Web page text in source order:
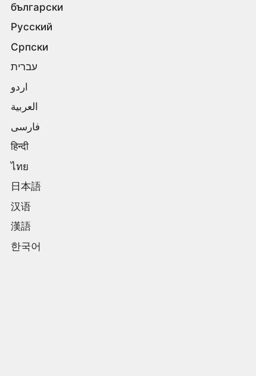
български
Русский
Српски
עברית
اردو
العربية
فارسی
हिन्दी
ไทย
日本語
汉语
漢語
한국어